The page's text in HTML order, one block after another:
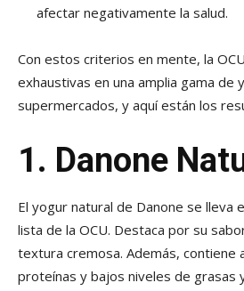
afectar negativamente la salud.
Con estos criterios en mente, la
exhaustivas en una amplia gama de
supermercados, y aquí están los
1. Danone
El yogur natural de Danone se lleva
lista de la OCU. Destaca por su
textura cremosa. Además, contiene
proteínas y bajos niveles de grasas